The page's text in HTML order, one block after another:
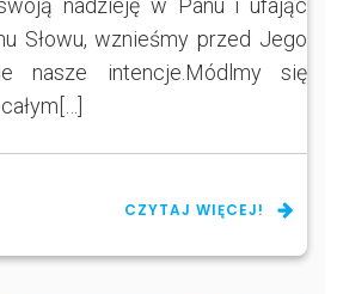
nadzieję w Panu i ufając
Słowu, wznieśmy przed Jego
nasze intencje.Módlmy się
CZYTAJ WIĘCEJ!